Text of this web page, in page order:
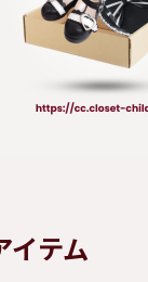
イテム